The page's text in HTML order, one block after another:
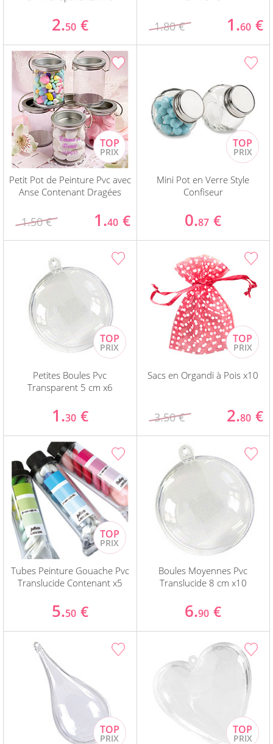
2.50 € 1.80 € 1.60 €
Petit Pot de Peinture Pvc avec
Anse Contenant Dragées
1.50 € 1.40 €
Mini Pot en Verre Style
Confiseur
0.87 €
Petites Boules Pvc
Transparent 5 cm x6
1.30 €
Sacs en Organdi à Pois x10
3.50 € 2.80 €
Tubes Peinture Gouache Pvc
Translucide Contenant x5
5.50 €
Boules Moyennes Pvc
Translucide 8 cm x10
6.90 €